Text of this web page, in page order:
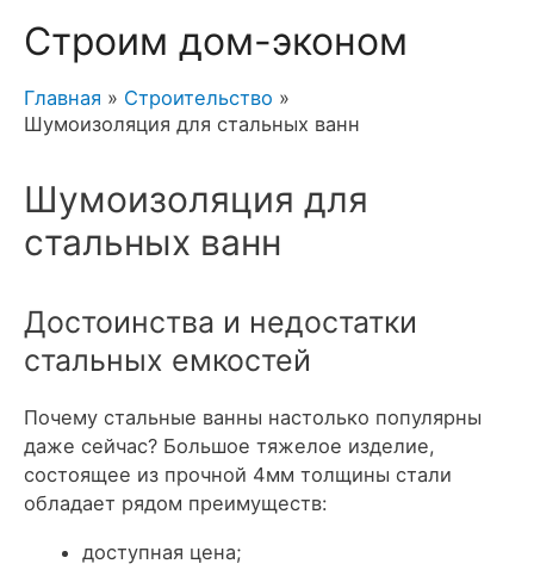
Строим дом-эконом
Главная
Строительство
Шумоизоляция для стальных ванн
Шумоизоляция для
стальных ванн
Достоинства и недостатки
стальных емкостей
Почему стальные ванны настолько популярны
даже сейчас? Большое тяжелое изделие,
состоящее из прочной 4мм толщины стали
обладает рядом преимуществ:
доступная цена;